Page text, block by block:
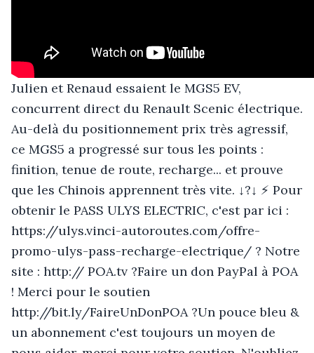
Julien et Renaud essaient le MGS5 EV,
concurrent direct du Renault Scenic électrique.
Au-delà du positionnement prix très agressif,
ce MGS5 a progressé sur tous les points :
finition, tenue de route, recharge... et prouve
que les Chinois apprennent très vite. ↓?↓ ⚡ Pour
obtenir le PASS ULYS ELECTRIC, c'est par ici :
https://ulys.vinci-autoroutes.com/offre-
promo-ulys-pass-recharge-electrique/ ? Notre
site : http:// POA.tv ?Faire un don PayPal à POA
! Merci pour le soutien
http://bit.ly/FaireUnDonPOA ?Un pouce bleu &
un abonnement c'est toujours un moyen de